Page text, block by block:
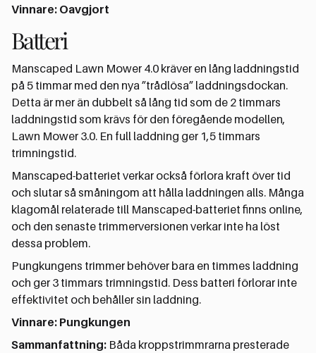
Vinnare: Oavgjort
Batteri
Manscaped Lawn Mower 4.0 kräver en lång laddningstid
på 5 timmar med den nya ”trådlösa” laddningsdockan.
Detta är mer än dubbelt så lång tid som de 2 timmars
laddningstid som krävs för den föregående modellen,
Lawn Mower 3.0. En full laddning ger 1,5 timmars
trimningstid.
Manscaped-batteriet verkar också förlora kraft över tid
och slutar så småningom att hålla laddningen alls. Många
klagomål relaterade till Manscaped-batteriet finns online,
och den senaste trimmerversionen verkar inte ha löst
dessa problem.
Pungkungens trimmer behöver bara en timmes laddning
och ger 3 timmars trimningstid. Dess batteri förlorar inte
effektivitet och behåller sin laddning.
Vinnare: Pungkungen
Sammanfattning: Båda kroppstrimmrarna presterade